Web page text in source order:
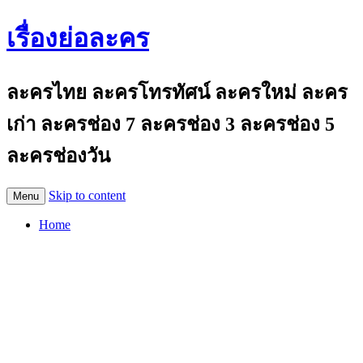
เรื่องย่อละคร
ละครไทย ละครโทรทัศน์ ละครใหม่ ละคร
เก่า ละครช่อง 7 ละครช่อง 3 ละครช่อง 5
ละครช่องวัน
Menu Skip to content
Home